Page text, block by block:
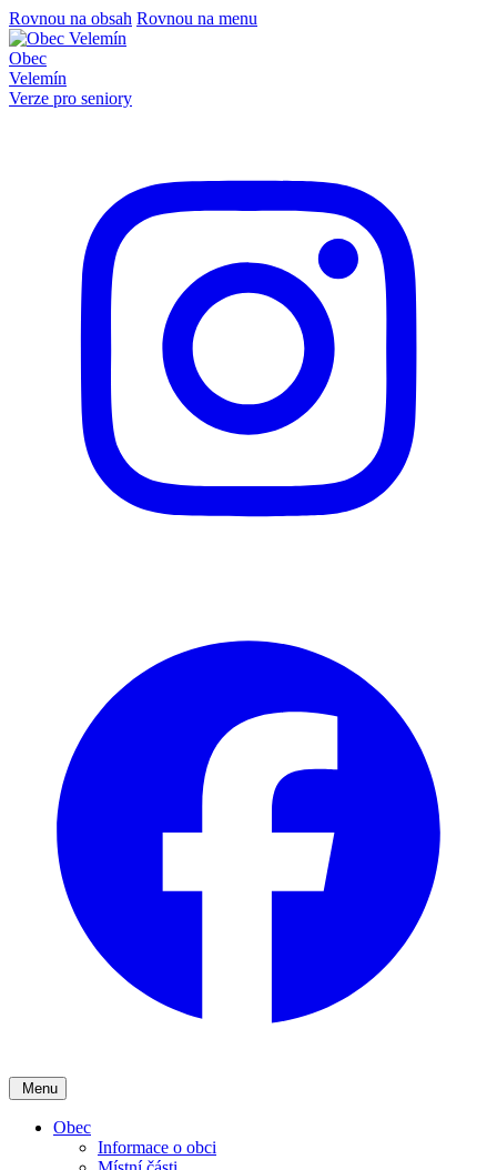
Rovnou na obsah Rovnou na menu
Obec
Velemín
Verze pro seniory
Menu
Obec
Informace o obci